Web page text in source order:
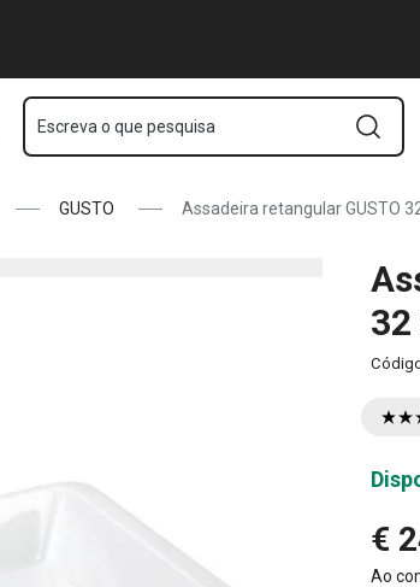
Escreva o que pesquisa
GUSTO Assadeira retangular GUSTO
32
€
Ao